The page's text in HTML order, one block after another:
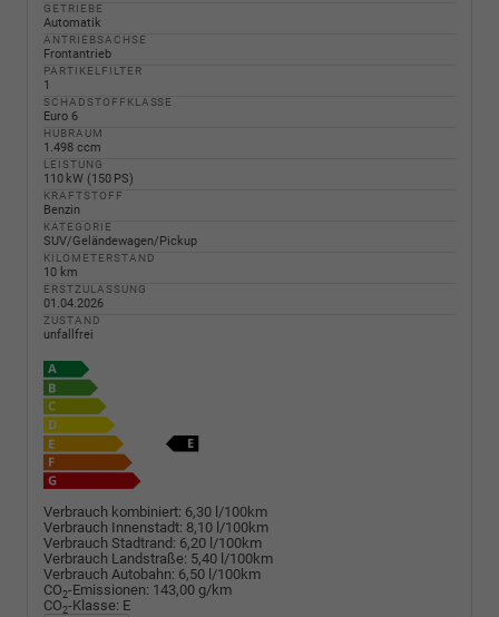
GETRIEBE
Automatik
ANTRIEBSACHSE
Frontantrieb
PARTIKELFILTER
1
SCHADSTOFFKLASSE
Euro 6
HUBRAUM
1.498 ccm
LEISTUNG
110 kW (150 PS)
KRAFTSTOFF
Benzin
KATEGORIE
SUV/Geländewagen/Pickup
KILOMETERSTAND
10 km
ERSTZULASSUNG
01.04.2026
ZUSTAND
unfallfrei
Verbrauch kombiniert: 6,30 l/100km
Verbrauch Innenstadt: 8,10 l/100km
Verbrauch Stadtrand: 6,20 l/100km
Verbrauch Landstraße: 5,40 l/100km
Verbrauch Autobahn: 6,50 l/100km
CO2-Emissionen: 143,00 g/km
CO2-Klasse: E